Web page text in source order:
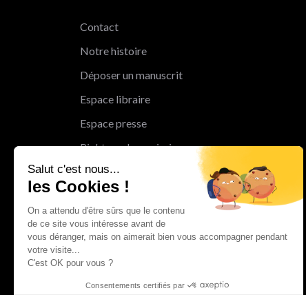
Salut c'est nous...
les Cookies !
On a attendu d'être sûrs que le contenu
de ce site vous intéresse avant de
vous déranger, mais on aimerait bien vous accompagner pendant
votre visite...
C'est OK pour vous ?
Consentements certifiés par
Contact
Notre histoire
Déposer un manuscrit
Espace libraire
Espace presse
Rights and permissions
Mentions légales
Cookies
Charte de protection des données
personnelles
Le Groupe Albin Michel
Les librairies du groupe Albin Michel